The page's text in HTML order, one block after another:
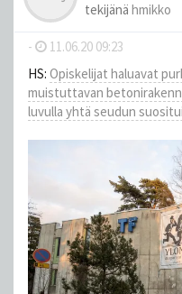
tekijänä hmikko
- 11.06.20 09:23
HS: Opiskelijat haluavat
muistuttavan
luvulla yhtä seudun